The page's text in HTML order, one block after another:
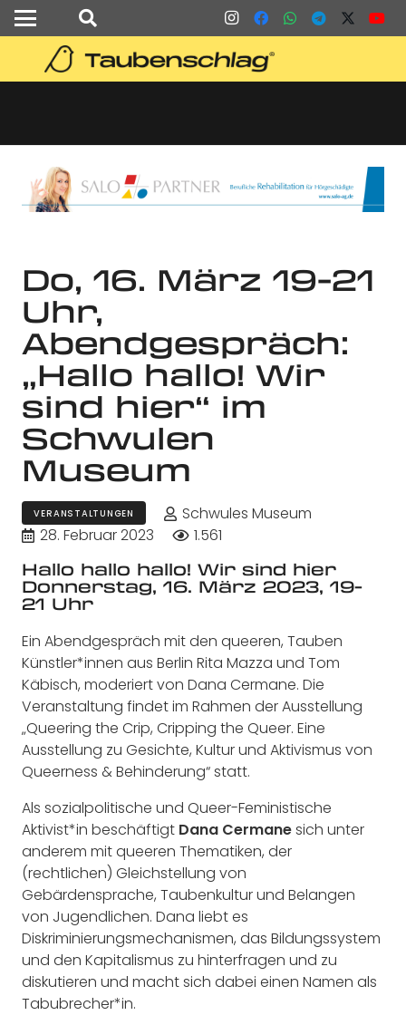
Do, 16. März 19-21
Uhr,
Abendgespräch:
„Hallo hallo! Wir
sind hier“ im
Schwulen
Museum
VERANSTALTUNGEN
Schwules Museum
28. Februar 2023
1.561
Hallo hallo hallo! Wir sind hier
Donnerstag, 16. März 2023, 19-
21 Uhr
Ein Abendgespräch mit den queeren, Tauben
Künstler*innen aus Berlin Rita Mazza und Tom
Käbisch, moderiert von Dana Cermane. Die
Veranstaltung findet im Rahmen der Ausstellung
„Queering the Crip, Cripping the Queer. Eine
Ausstellung zu Gesichte, Kultur und Aktivismus von
Queerness & Behinderung“ statt.
Als sozialpolitische und Queer-Feministische
Aktivist*in beschäftigt Dana Cermanesich unter
anderem mit queeren Thematiken, der
(rechtlichen) Gleichstellung von
Gebärdensprache, Taubenkultur und Belangen
von Jugendlichen. Dana liebt es
Diskriminierungsmechanismen, das Bildungssystem
und den Kapitalismus zu hinterfragen und zu
diskutieren und macht sich dabei einen Namen als
Tabubrecher*in.